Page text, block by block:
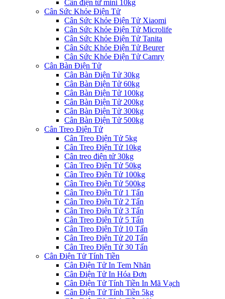
Cân điện tử mini 10kg
Cân Sức Khỏe Điện Tử
Cân Sức Khỏe Điện Tử Xiaomi
Cân Sức Khỏe Điện Tử Microlife
Cân Sức Khỏe Điện Tử Tanita
Cân Sức Khỏe Điện Tử Beurer
Cân Sức Khỏe Điện Tử Camry
Cân Bàn Điện Tử
Cân Bàn Điện Tử 30kg
Cân Bàn Điện Tử 60kg
Cân Bàn Điện Tử 100kg
Cân Bàn Điện Tử 200kg
Cân Bàn Điện Tử 300kg
Cân Bàn Điện Tử 500kg
Cân Treo Điện Tử
Cân Treo Điện Tử 5kg
Cân Treo Điện Tử 10kg
Cân treo điện tử 30kg
Cân Treo Điện Tử 50kg
Cân Treo Điện Tử 100kg
Cân Treo Điện Tử 500kg
Cân Treo Điện Tử 1 Tấn
Cân Treo Điện Tử 2 Tấn
Cân Treo Điện Tử 3 Tấn
Cân Treo Điện Tử 5 Tấn
Cân Treo Điện Tử 10 Tấn
Cân Treo Điện Tử 20 Tấn
Cân Treo Điện Tử 30 Tấn
Cân Điện Tử Tính Tiền
Cân Điện Tử In Tem Nhãn
Cân Điện Tử In Hóa Đơn
Cân Điện Tử Tính Tiền In Mã Vạch
Cân Điện Tử Tính Tiền 5kg